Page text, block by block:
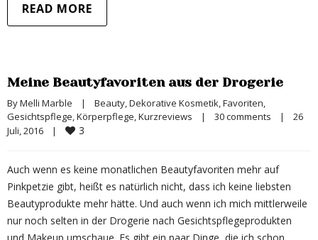
READ MORE
Meine Beautyfavoriten aus der Drogerie
By Melli Marble | Beauty, Dekorative Kosmetik, Favoriten
Gesichtspflege, Körperpflege, Kurzreviews | 30 comments |
26
Juli, 2016
| 3
Auch wenn es keine monatlichen Beautyfavoriten mehr auf
Pinkpetzie gibt, heißt es natürlich nicht, dass ich keine liebsten
Beautyprodukte mehr hätte. Und auch wenn ich mich mittlerweile
nur noch selten in der Drogerie nach Gesichtspflegeprodukten